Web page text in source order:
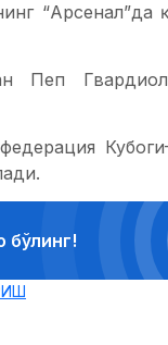
“Арсенал”да
Пеп
бўлинг!